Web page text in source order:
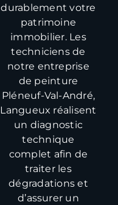
durablement votre
patrimoine
immobilier. Les
techniciens de
notre entreprise
de peinture
Pléneuf-Val-André,
Langueux réalisent
un diagnostic
technique
complet afin de
traiter les
dégradations et
d’assurer un